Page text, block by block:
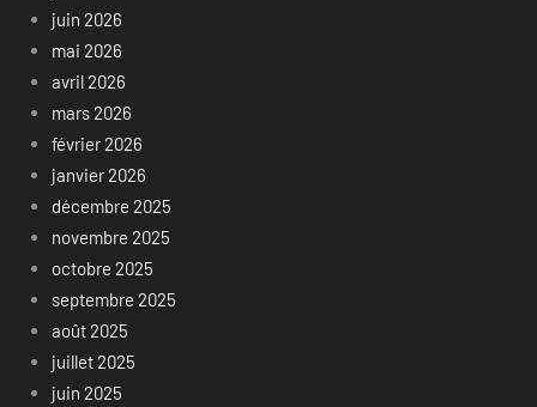
juin 2026
mai 2026
avril 2026
mars 2026
février 2026
janvier 2026
décembre 2025
novembre 2025
octobre 2025
septembre 2025
août 2025
juillet 2025
juin 2025